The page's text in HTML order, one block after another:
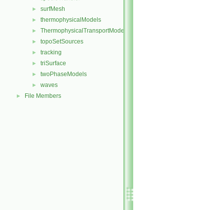
► surfMesh
► thermophysicalModels
► ThermophysicalTransportModels
► topoSetSources
► tracking
► triSurface
► twoPhaseModels
► waves
► File Members